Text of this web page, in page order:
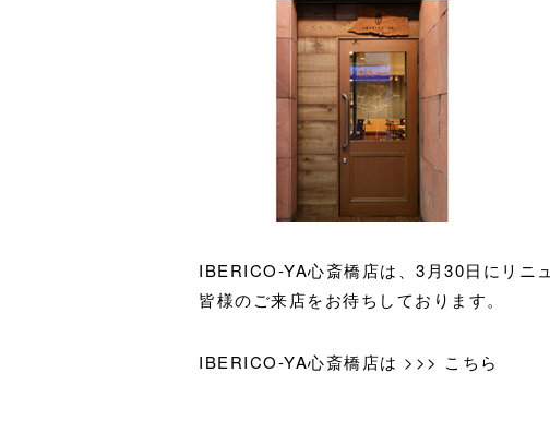
IBERICO-YA心斎橋店は、3月30日にリニ
皆様のご来店をお待ちしております。
IBERICO-YA心斎橋店は >>> こちら